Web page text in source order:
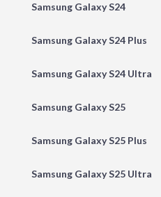
Samsung Galaxy S24
Samsung Galaxy S24 Plus
Samsung Galaxy S24 Ultra
Samsung Galaxy S25
Samsung Galaxy S25 Plus
Samsung Galaxy S25 Ultra